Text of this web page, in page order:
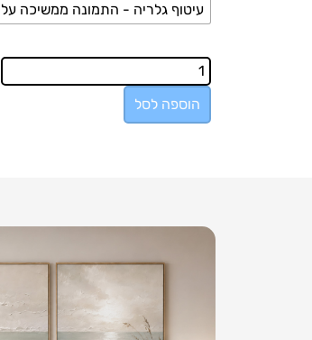
עיטוף גלריה - התמונה ממשיכה
הוספה לסל